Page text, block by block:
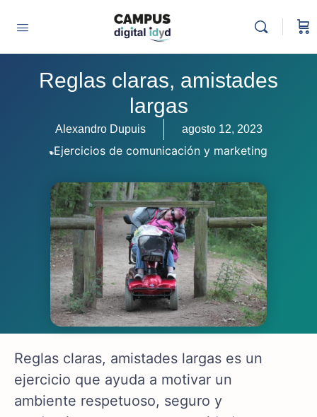
Reglas claras, amistades
largas
Alexandro Dupuis agosto 12, 2023
Ejercicios de comunicación y marketing
Reglas claras, amistades largas es un
ejercicio que ayuda a motivar un
ambiente respetuoso, seguro y